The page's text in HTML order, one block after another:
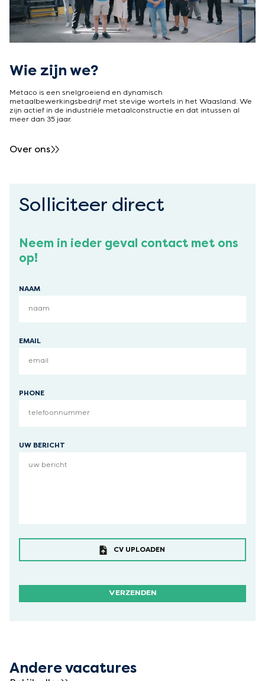
Wie zijn we?
Metaco is een snelgroeiend en dynamisch
metaalbewerkingsbedrijf met stevige wortels in het Waasland. We
zijn actief in de industriële metaalconstructie en dat intussen al
meer dan 35 jaar.
Over ons
Solliciteer direct
Neem in ieder geval contact met ons
op!
NAAM
EMAIL
PHONE
UW BERICHT
CV UPLOADEN
Selecteer bestanden
VERZENDEN
Andere vacatures